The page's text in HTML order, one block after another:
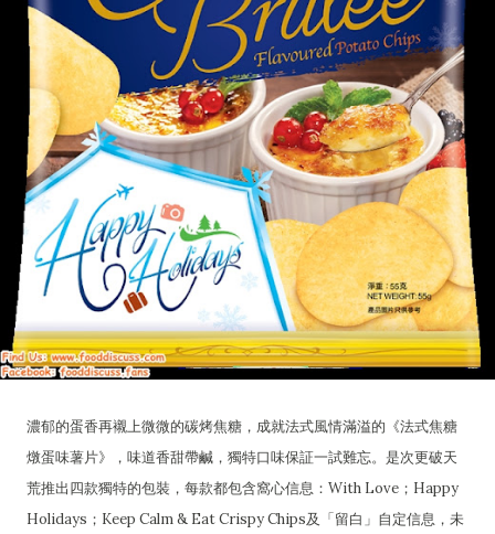
濃郁的蛋香再襯上微微的碳烤焦糖，成就法式風情滿溢的《法式焦糖
燉蛋味薯片》，味道香甜帶鹹，獨特口味保証一試難忘。是次更破天
荒推出四款獨特的包裝，每款都包含窩心信息：With Love；Happy
Holidays；Keep Calm & Eat Crispy Chips及「留白」自定信息，未